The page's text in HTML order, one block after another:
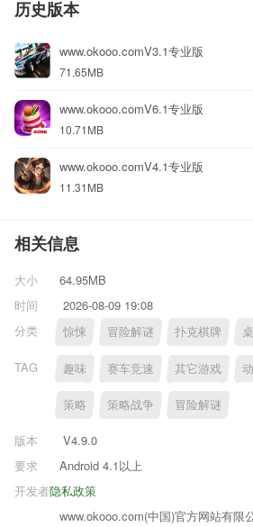
历史版本
www.okooo.comV3.1专业版
71.65MB
www.okooo.comV6.1专业版
10.71MB
www.okooo.comV4.1专业版
11.31MB
相关信息
大小
64.95MB
时间
2026-08-09 19:08
分类
惊悚 冒险解谜 扑克棋牌
TAG 趣味 赛车竞速 其它游戏
策略 策略战争 冒险解谜
版本
V4.9.0
要求
Android 4.1以上
隐私政策
开发者
www.okooo.com(中国)官方网站有限